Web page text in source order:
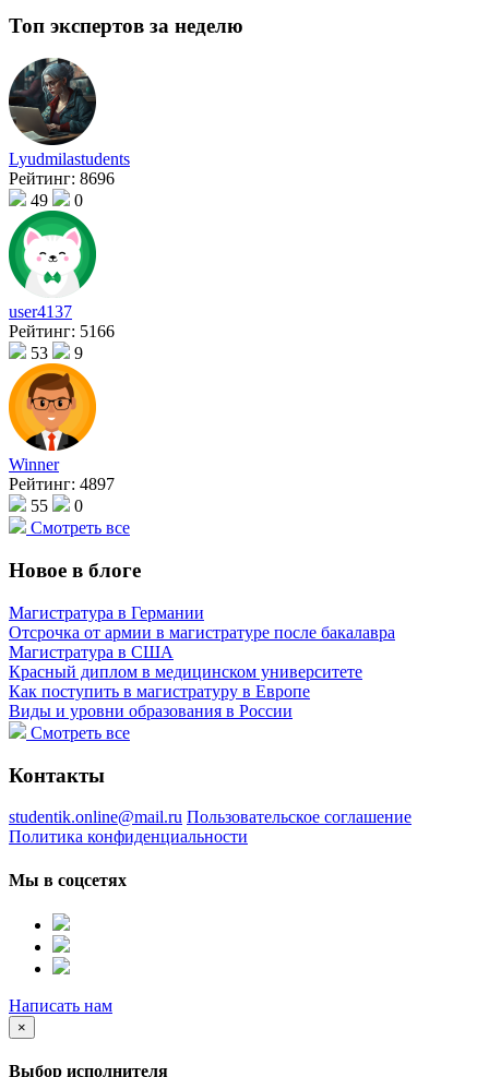
Топ экспертов за неделю
Lyudmilastudents
Рейтинг: 8696
49
0
user4137
Рейтинг: 5166
53
9
Winner
Рейтинг: 4897
55
0
Смотреть все
Новое в блоге
Магистратура в Германии
Отсрочка от армии в магистратуре после бакалавра
Магистратура в США
Красный диплом в медицинском университете
Как поступить в магистратуру в Европе
Виды и уровни образования в России
Смотреть все
Контакты
studentik.online@mail.ru Пользовательское соглашение
Политика конфиденциальности
Мы в соцсетях
Написать нам
×
Выбор исполнителя